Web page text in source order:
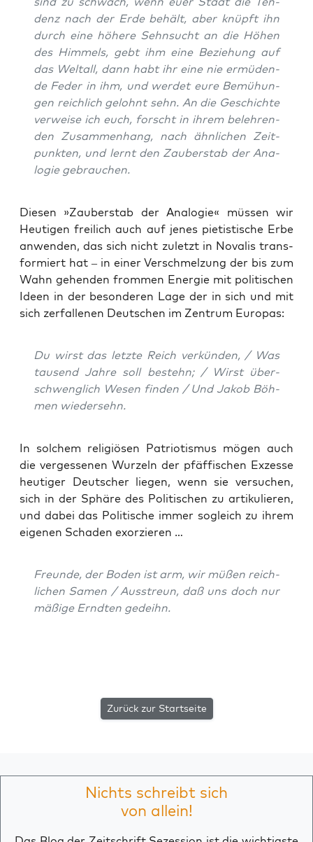
denz nach der Erde behält, aber knüpft ihn
durch eine höhe­re Sehn­sucht an die Höhen
des Him­mels, gebt ihm eine Bezie­hung auf
das Welt­all, dann habt ihr eine nie ermü­den­
de Feder in ihm, und wer­det eure Bemü­hun­
gen reich­lich gelohnt sehn. An die Geschich­te
ver­wei­se ich euch, forscht in ihrem beleh­ren­
den Zusam­men­hang, nach ähn­li­chen Zeit­
punk­ten, und lernt den Zau­ber­stab der Ana­
lo­gie gebrauchen.
Die­sen »Zau­ber­stab der Ana­lo­gie« müs­sen wir
Heu­ti­gen frei­lich auch auf jenes pie­tis­ti­sche Erbe
anwen­den, das sich nicht zuletzt in Nova­lis trans­
for­miert hat – in einer Ver­schmel­zung der bis zum
Wahn gehen­den from­men Ener­gie mit poli­ti­schen
Ideen in der beson­de­ren Lage der in sich und mit
sich zer­fal­le­nen Deut­schen im Zen­trum Europas:
Du wirst das letz­te Reich ver­kün­den, / Was
tau­send Jah­re soll bestehn; / Wirst über­
schweng­lich Wesen fin­den / Und ­ Jakob Böh­
men wiedersehn.
In sol­chem reli­giö­sen Patrio­tis­mus mögen auch
die ver­ges­se­nen Wur­zeln der pfäf­fi­schen Exzes­se
heu­ti­ger Deut­scher lie­gen, wenn sie ver­su­chen,
sich in der Sphä­re des Poli­ti­schen zu arti­ku­lie­ren,
und dabei das Poli­ti­sche immer sogleich zu ihrem
eige­nen Scha­den exorzieren …
Freun­de, der Boden ist arm, wir müßen reich­
li­chen Samen / Aus­streun, daß uns doch nur
mäßi­ge Ernd­ten gedeihn.
Zurück zur Startseite
Nichts schreibt sich
von allein!